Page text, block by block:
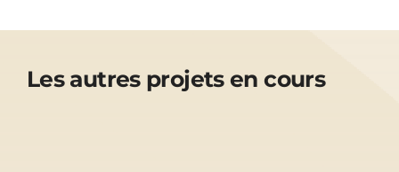
Les autres projets en cours